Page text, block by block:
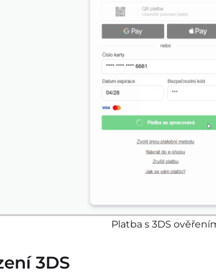
Platba s 3DS
3DS